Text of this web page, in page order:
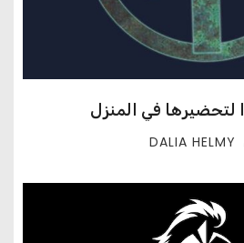
لتحضيرها في المنزل